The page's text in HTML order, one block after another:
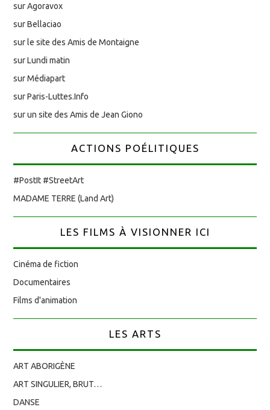
sur Agoravox
sur Bellaciao
sur le site des Amis de Montaigne
sur Lundi matin
sur Médiapart
sur Paris-Luttes.Info
sur un site des Amis de Jean Giono
ACTIONS POÉLITIQUES
#PostIt #StreetArt
MADAME TERRE (Land Art)
LES FILMS À VISIONNER ICI
Cinéma de fiction
Documentaires
Films d'animation
LES ARTS
ART ABORIGÈNE
ART SINGULIER, BRUT…
DANSE